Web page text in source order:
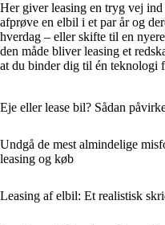
Her giver leasing en tryg vej
afprøve en elbil i et par år og
hverdag – eller skifte til en
den måde bliver leasing et
at du binder dig til én teknologi
Eje eller lease bil? Sådan
Undgå de mest almindelige
leasing og køb
Leasing af elbil: Et realistisk